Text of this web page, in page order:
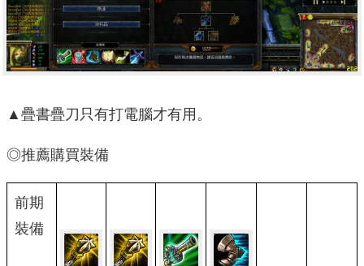
▲疊書疊刀只有打電腦才有用。
◎推薦購買裝備
前期
裝備